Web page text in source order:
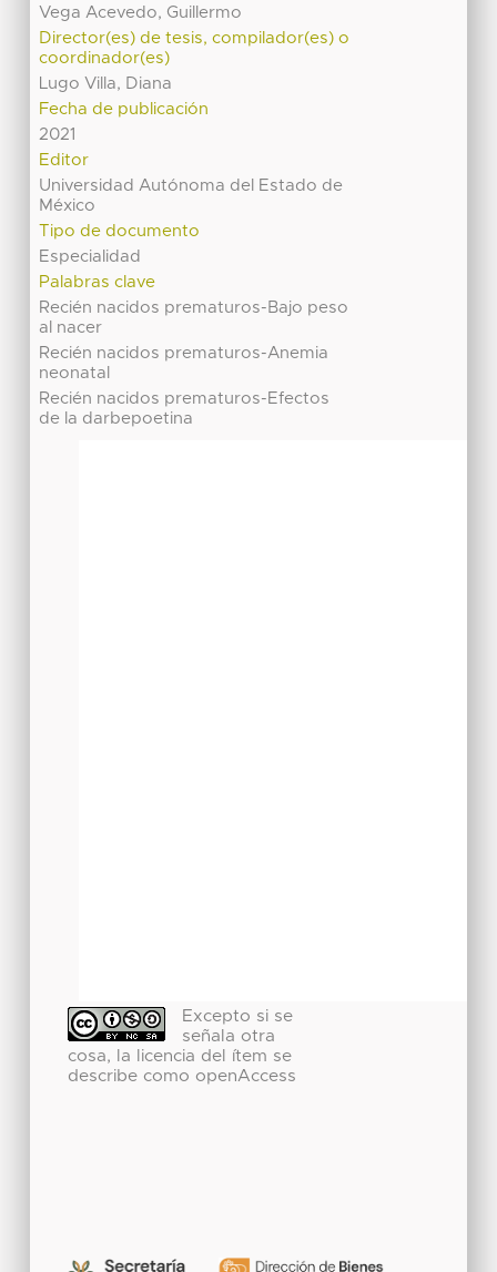
Vega Acevedo, Guillermo
Director(es) de tesis, compilador(es) o
coordinador(es)
Lugo Villa, Diana
Fecha de publicación
2021
Editor
Universidad Autónoma del Estado de
México
Tipo de documento
Especialidad
Palabras clave
Recién nacidos prematuros-Bajo peso
al nacer
Recién nacidos prematuros-Anemia
neonatal
Recién nacidos prematuros-Efectos
de la darbepoetina
Excepto si se
señala otra
cosa, la licencia del ítem se
describe como openAccess